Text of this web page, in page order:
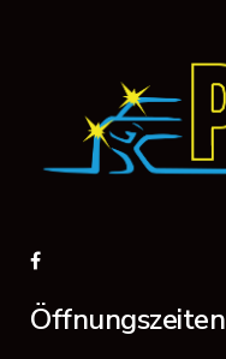
Öffnungszeiten